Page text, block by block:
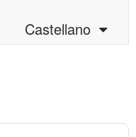
Castellano